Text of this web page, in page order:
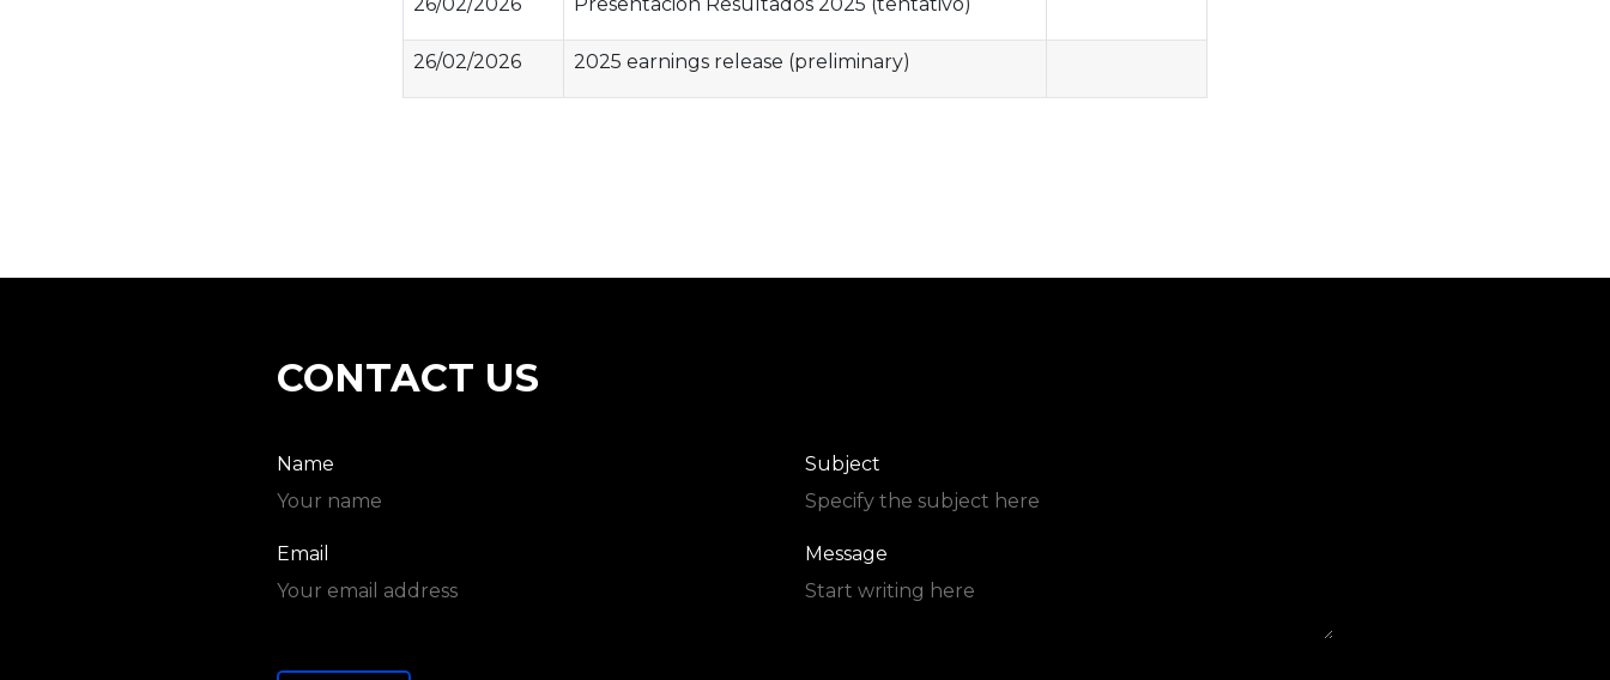
26/02/2026 2025 earnings release (preliminary)
CONTACT US
Name
Email
Subject
Message